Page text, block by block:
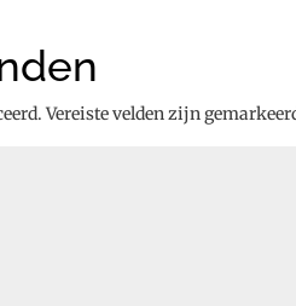
Vereiste velden zijn